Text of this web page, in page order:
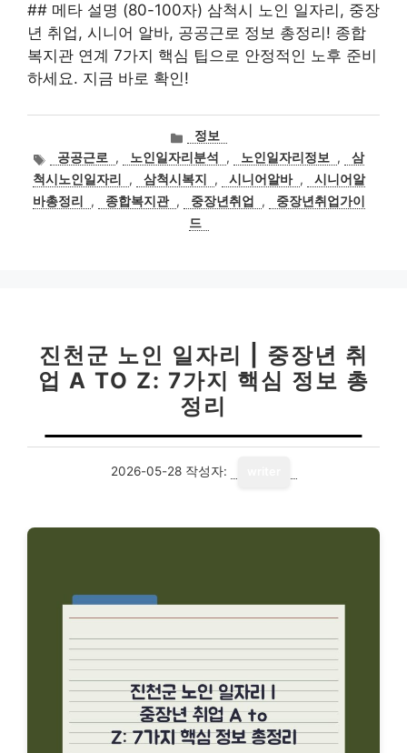
## 메타 설명 (80-100자) 삼척시 노인 일자리, 중장
년 취업, 시니어 알바, 공공근로 정보 총정리! 종합
복지관 연계 7가지 핵심 팁으로 안정적인 노후 준비
하세요. 지금 바로 확인!
카
테
고
리
정보
태
그
공공근로 , 노인일자리분석 , 노인일자리정보 ,
삼
척시노인일자리
, 삼척시복지 , 시니어알바 ,
시니어알
바총정리
, 종합복지관 , 중장년취업 ,
중장년취업가이
드
진천군 노인 일자리 | 중장년 취
업 A TO Z: 7가지 핵심 정보 총
정리
2026-05-28 작성자: